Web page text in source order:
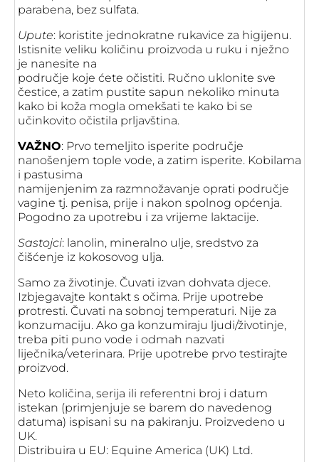
parabena, bez sulfata.
Upute: koristite jednokratne rukavice za higijenu.
Istisnite veliku količinu proizvoda u ruku i nježno
je nanesite na
područje koje ćete očistiti. Ručno uklonite sve
čestice, a zatim pustite sapun nekoliko minuta
kako bi koža mogla omekšati te kako bi se
učinkovito očistila prljavština.
VAŽNO: Prvo temeljito isperite područje
nanošenjem tople vode, a zatim isperite. Kobilama
i pastusima
namijenjenim za razmnožavanje oprati područje
vagine tj. penisa, prije i nakon spolnog općenja.
Pogodno za upotrebu i za vrijeme laktacije.
Sastojci: lanolin, mineralno ulje, sredstvo za
čišćenje iz kokosovog ulja.
Samo za životinje. Čuvati izvan dohvata djece.
Izbjegavajte kontakt s očima. Prije upotrebe
protresti. Čuvati na sobnoj temperaturi. Nije za
konzumaciju. Ako ga konzumiraju ljudi/životinje,
treba piti puno vode i odmah nazvati
liječnika/veterinara. Prije upotrebe prvo testirajte
proizvod.
Neto količina, serija ili referentni broj i datum
istekan (primjenjuje se barem do navedenog
datuma) ispisani su na pakiranju. Proizvedeno u
UK.
Distribuira u EU: Equine America (UK) Ltd.